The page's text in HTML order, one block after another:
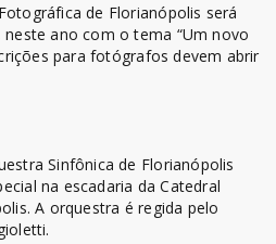
de Florianópolis será
ano com o tema “Um novo
para fotógrafos devem abrir
Sinfônica de Florianópolis
na escadaria da Catedral
A orquestra é regida pelo